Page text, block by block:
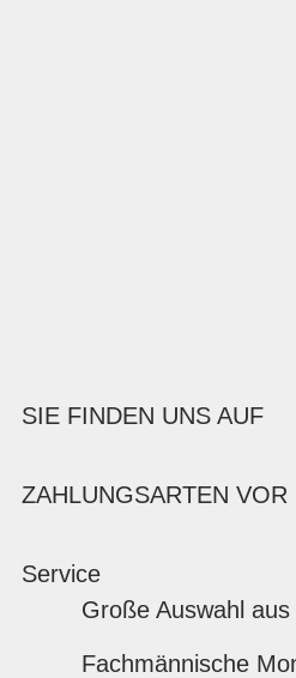
SIE FINDEN UNS AUF
ZAHLUNGSARTEN VOR
Service
Große Auswahl
Fachmännische